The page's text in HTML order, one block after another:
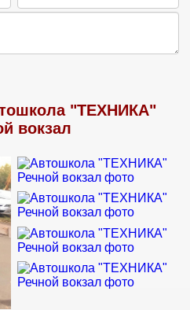
"ТЕХНИКА"
вокзал